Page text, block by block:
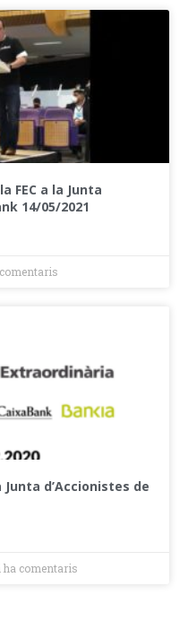
FEC a la Junta
14/05/2021
d’Accionistes de
ha comentaris